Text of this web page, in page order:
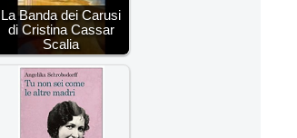
La Banda dei Carusi
di Cristina Cassar
Scalia